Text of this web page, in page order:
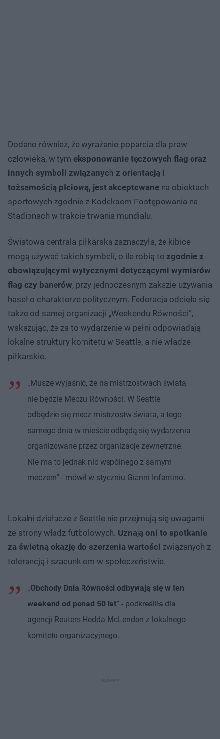
Dodano również, że wyrażanie poparcia dla praw
człowieka, w tym eksponowanie tęczowych flag oraz
innych symboli związanych z orientacją i
tożsamością płciową, jest akceptowane na obiektach
sportowych zgodnie z Kodeksem Postępowania na
Stadionach w trakcie trwania mundialu.
Światowa centrala piłkarska zaznaczyła, że kibice
mogą używać takich symboli, o ile robią to zgodnie z
obowiązującymi wytycznymi dotyczącymi wymiarów
flag czy banerów, przy jednoczesnym zakazie używania
haseł o charakterze politycznym. Federacja odcięła się
także od samej organizacji „Weekendu Równości”,
wskazując, że za to wydarzenie w pełni odpowiadają
lokalne struktury komitetu w Seattle, a nie władze
piłkarskie.
„Muszę wyjaśnić, że na mistrzostwach świata
nie będzie Meczu Równości. W Seattle
odbędzie się mecz mistrzostw świata, a tego
samego dnia w mieście odbędą się wydarzenia
organizowane przez organizacje zewnętrzne.
Nie ma to jednak nic wspólnego z samym
meczem” - mówił w styczniu Gianni Infantino.
Lokalni działacze z Seattle nie przejmują się uwagami
ze strony władz futbolowych. Uznają oni to spotkanie
za świetną okazję do szerzenia wartości związanych z
tolerancją i szacunkiem w społeczeństwie.
„Obchody Dnia Równości odbywają się w ten
weekend od ponad 50 lat” - podkreśliła dla
agencji Reuters Hedda McLendon z lokalnego
komitetu organizacyjnego.